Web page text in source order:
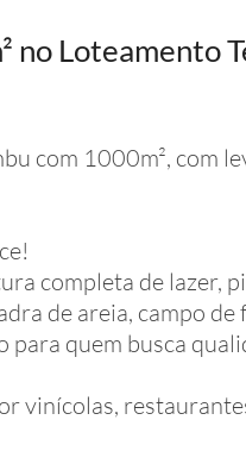
no Loteamento
com 1000m², com
completa de lazer,
de areia, campo de
quem busca
vinícolas,